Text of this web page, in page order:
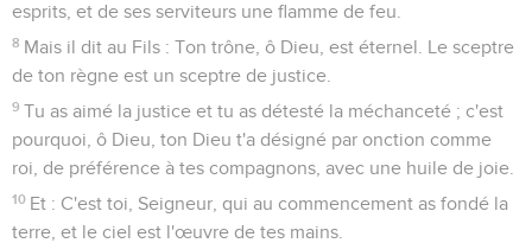
esprits, et de ses serviteurs une flamme de feu.
8 Mais il dit au Fils : Ton trône, ô Dieu, est éternel. Le sceptre
de ton règne est un sceptre de justice.
9 Tu as aimé la justice et tu as détesté la méchanceté ; c'est
pourquoi, ô Dieu, ton Dieu t'a désigné par onction comme
roi, de préférence à tes compagnons, avec une huile de joie.
10 Et : C'est toi, Seigneur, qui au commencement as fondé la
terre, et le ciel est l'œuvre de tes mains.